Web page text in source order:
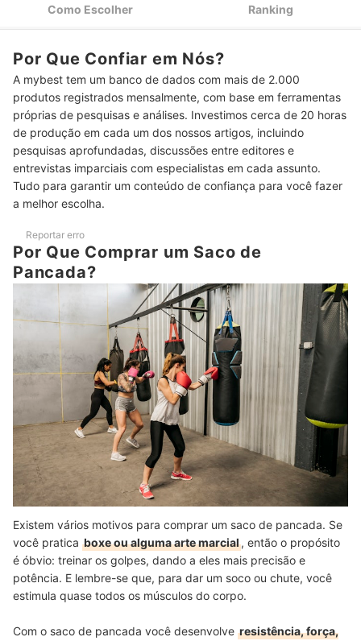
3 Fique de Olho no Material do Saco de Pancada
4
Pancada
6
Considere Adquirir um Saco de Pancada com Luvas e
Suporte
Top 10 Melhores Sacos de Pancada
Perguntas Frequentes sobre Sacos de Pancada
Como Pendurar o Saco de Pancada?
Como Limpar o Saco de Pancada?
Confira Mais Dicas para Praticantes de Lutas e Artes Marciais
Como Escolher Ranking
Por Que Confiar em Nós?
A mybest tem um banco de dados com mais de 2.000
produtos registrados mensalmente, com base em ferramentas
próprias de pesquisas e análises. Investimos cerca de 20 horas
de produção em cada um dos nossos artigos, incluindo
pesquisas aprofundadas, discussões entre editores e
entrevistas imparciais com especialistas em cada assunto.
Tudo para garantir um conteúdo de confiança para você fazer
a melhor escolha.
Reportar erro
Por Que Comprar um Saco de
Pancada?
Existem vários motivos para comprar um saco de pancada. Se
você pratica boxe ou alguma arte marcial, então o propósito
é óbvio: treinar os golpes, dando a eles mais precisão e
potência. E lembre-se que, para dar um soco ou chute, você
estimula quase todos os músculos do corpo.
Com o saco de pancada você desenvolve resistência, força,